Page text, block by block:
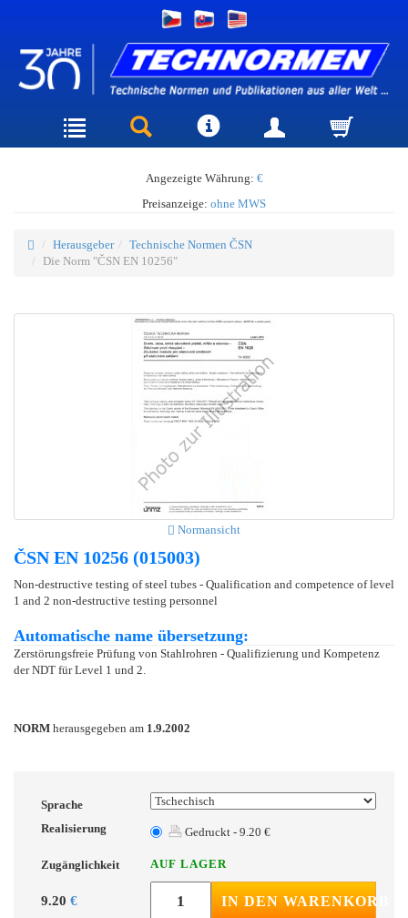
Angezeigte Währung: €
Preisanzeige: ohne MWS
Herausgeber
Technische Normen ČSN
Die Norm "ČSN EN 10256"
Normansicht
ČSN EN 10256 (015003)
Non-destructive testing of steel tubes - Qualification and competence of level
1 and 2 non-destructive testing personnel
Automatische name übersetzung:
Zerstörungsfreie Prüfung von Stahlrohren - Qualifizierung und Kompetenz
der NDT für Level 1 und 2.
NORM herausgegeben am 1.9.2002
Sprache
Realisierung
Gedruckt - 9.20 €
Zugänglichkeit AUF LAGER
9.20 € IN DEN WARENKORB